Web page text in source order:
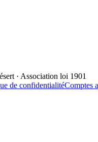
· Association loi 1901
de confidentialitéComptes